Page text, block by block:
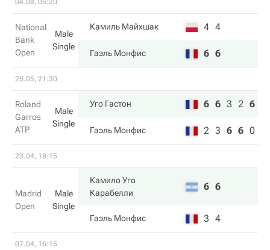
04.08, 05:20
National
Bank
Open
Male
Single
Камиль Майхшак 4 4
Гаэль Монфис 6 6
25.05, 21:30
Roland
Garros
ATP
Male
Single
Уго Гастон 6 6 3 2 6
Гаэль Монфис 2 3 6 6 0
23.04, 18:15
Madrid
Open
Male
Single
Камило Уго
Карабелли
6 6
Гаэль Монфис 3 4
07.04, 16:15